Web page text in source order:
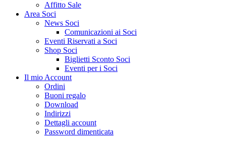
Affitto Sale
Area Soci
News Soci
Comunicazioni ai Soci
Eventi Riservati a Soci
Shop Soci
Biglietti Sconto Soci
Eventi per i Soci
Il mio Account
Ordini
Buoni regalo
Download
Indirizzi
Dettagli account
Password dimenticata